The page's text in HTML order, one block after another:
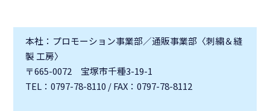
本社：プロモーション事業部／通販事業部〈刺繍＆縫
製 工房〉
〒665-0072 宝塚市千種3-19-1
TEL：0797-78-8110 / FAX：0797-78-8112